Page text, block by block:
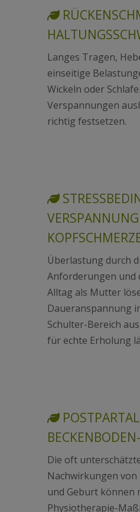
Langes Tragen,
einseitige
Wickeln oder
Verspannungen
richtig festsetzen.
Überlastung durch
Anforderungen und
Alltag als Mutter
Daueranspannung
Schulter-Bereich
für echte Erholung
Die oft
Nachwirkungen
und Geburt können
Physiotherapie-